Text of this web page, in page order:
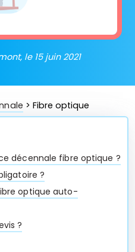
le 15 juin 2021
> Fibre optique
décennale fibre optique ?
?
optique auto-
?